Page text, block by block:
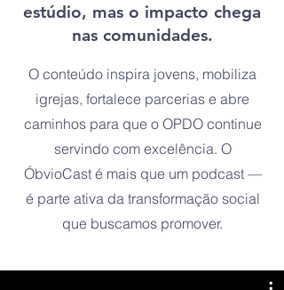
estúdio, mas o impacto chega
nas comunidades.
O conteúdo inspira jovens, mobiliza
igrejas, fortalece parcerias e abre
caminhos para que o OPDO continue
servindo com excelência. O
ÓbvioCast é mais que um podcast —
é parte ativa da transformação social
que buscamos promover.